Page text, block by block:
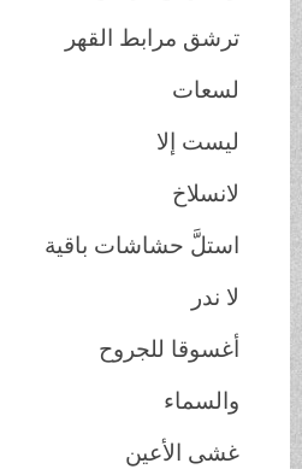
ترشق مرابط القهر
لسعات
ليست إلا
لانسلاخ
استلَّ حشاشات باقية
لا ندر
أغسوقا للجروح
والسماء
غشى الأعين